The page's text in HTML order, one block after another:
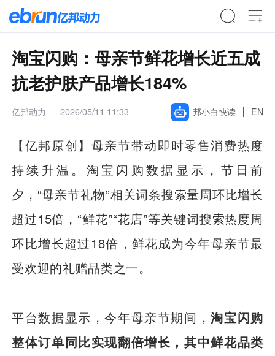
淘宝闪购：母亲节鲜花增长近五成
抗老护肤产品增长184%
亿邦动力 2026/05/11 11:33 邦小白快读 EN
【亿邦原创】 母亲节带动即时零售消费热度
持续升温。淘宝闪购数据显示，节日前
夕，“母亲节礼物”相关词条搜索量周环比增长
超过15倍，“鲜花”“花店”等关键词搜索热度周
环比增长超过18倍，鲜花成为今年母亲节最
受欢迎的礼赠品类之一。
平台数据显示，今年母亲节期间，淘宝闪购
整体订单同比实现翻倍增长，其中鲜花品类